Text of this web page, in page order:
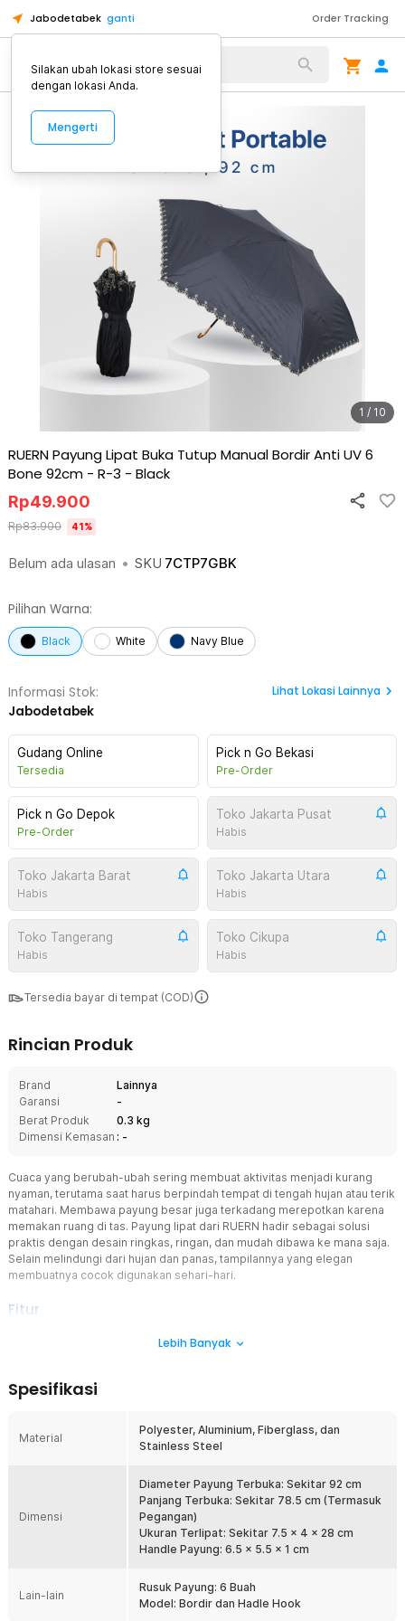
Jabodetabek ganti Order Tracking
Alat Kopi
1 / 10
RUERN Payung Lipat Buka Tutup Manual Bordir Anti UV 6
Bone 92cm - R-3 - Black
Belum ada ulasan • SKU 7CTP7GBK
Rp49.900
Rp83.900 41%
Pilihan Warna:
Black White Navy Blue
Informasi Stok:
Jabodetabek
Lihat Lokasi Lainnya
Gudang Online
Tersedia
Pick n Go Bekasi
Pre-Order
Pick n Go Depok
Pre-Order
Toko Jakarta Pusat
Habis
Toko Jakarta Barat
Habis
Toko Jakarta Utara
Habis
Toko Tangerang
Habis
Toko Cikupa
Habis
Tersedia bayar di tempat (COD)
Rincian Produk
Brand
Lainnya
Garansi
-
Berat Produk
0.3 kg
Dimensi Kemasan : -
Cuaca yang berubah-ubah sering membuat aktivitas menjadi kurang
nyaman, terutama saat harus berpindah tempat di tengah hujan atau terik
matahari. Membawa payung besar juga terkadang merepotkan karena
memakan ruang di tas. Payung lipat dari RUERN hadir sebagai solusi
praktis dengan desain ringkas, ringan, dan mudah dibawa ke mana saja.
Selain melindungi dari hujan dan panas, tampilannya yang elegan
membuatnya cocok digunakan sehari-hari.
Fitur
Desain Bordir Elegan dan Menarik
payung tidak hanya berfungsi sebagai pelindung cuaca, tetapi juga
pengguna yang menginginkan kombinasi fungsi dan penampilan
dalam satu produk.
Kanopi payung dirancang untuk membantu mengurangi paparan
sinar matahari secara langsung saat digunakan di luar ruangan. Fitur
ini membuat payung lipat nyaman digunakan saat cuaca panas
maupun saat musim kemarau. Perlindungan tambahan dari sinar
matahari membantu menjaga kenyamanan selama perjalanan atau
Rangka 6 Tulang Kokoh dan Fleksibel
Kombinasi aluminium alloy, fiberglass, dan stainless steel
Lebih Banyak
Spesifikasi
Material
Polyester, Aluminium, Fiberglass, dan
Stainless Steel
Dimensi
Diameter Payung Terbuka: Sekitar 92 cm
Panjang Terbuka: Sekitar 78.5 cm (Termasuk
Pegangan)
Ukuran Terlipat: Sekitar 7.5 x 4 x 28 cm
Handle Payung: 6.5 x 5.5 x 1 cm
Lain-lain
Rusuk Payung: 6 Buah
Model: Bordir dan Hadle Hook
Silakan ubah lokasi store sesuai
dengan lokasi Anda.
Mengerti